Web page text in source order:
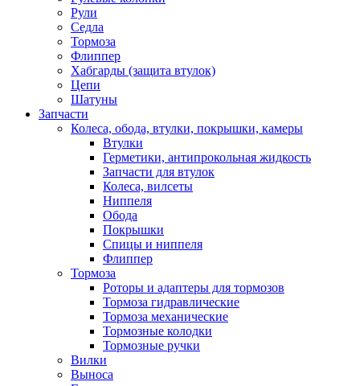
Рули
Седла
Тормоза
Флиппер
Хабгарды (защита втулок)
Цепи
Шатуны
Запчасти
Колеса, обода, втулки, покрышки, камеры
Втулки
Герметики, антипрокольная жидкость
Запчасти для втулок
Колеса, вилсеты
Ниппеля
Обода
Покрышки
Спицы и ниппеля
Флиппер
Тормоза
Роторы и адаптеры для тормозов
Тормоза гидравлические
Тормоза механические
Тормозные колодки
Тормозные ручки
Вилки
Выноса